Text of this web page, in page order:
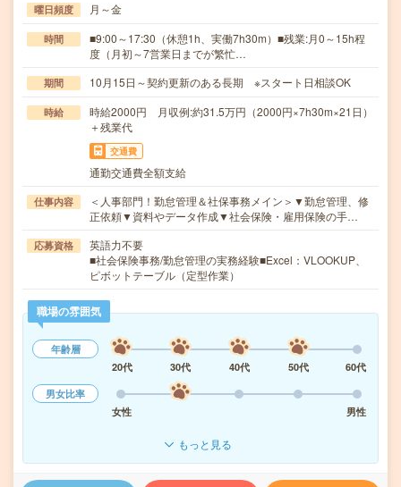
曜日頻度 月～金
時間
■9:00～17:30（休憩1h、実働7h30m）■残業:月0～15h程
度（月初～7営業日までが繁忙…
期間 10月15日～契約更新のある長期 ※スタート日相談OK
時給
時給2000円 月収例:約31.5万円（2000円×7h30m×21日）
＋残業代
交通費
通勤交通費全額支給
仕事内容
＜人事部門！勤怠管理＆社保事務メイン＞▼勤怠管理、修
正依頼▼資料やデータ作成▼社会保険・雇用保険の手…
応募資格
英語力不要
■社会保険事務/勤怠管理の実務経験■Excel：VLOOKUP、
ピボットテーブル（定型作業）
職場の雰囲気
年齢層
20代
30代 40代 50代
60代
男女比率
女性
男性
もっと見る